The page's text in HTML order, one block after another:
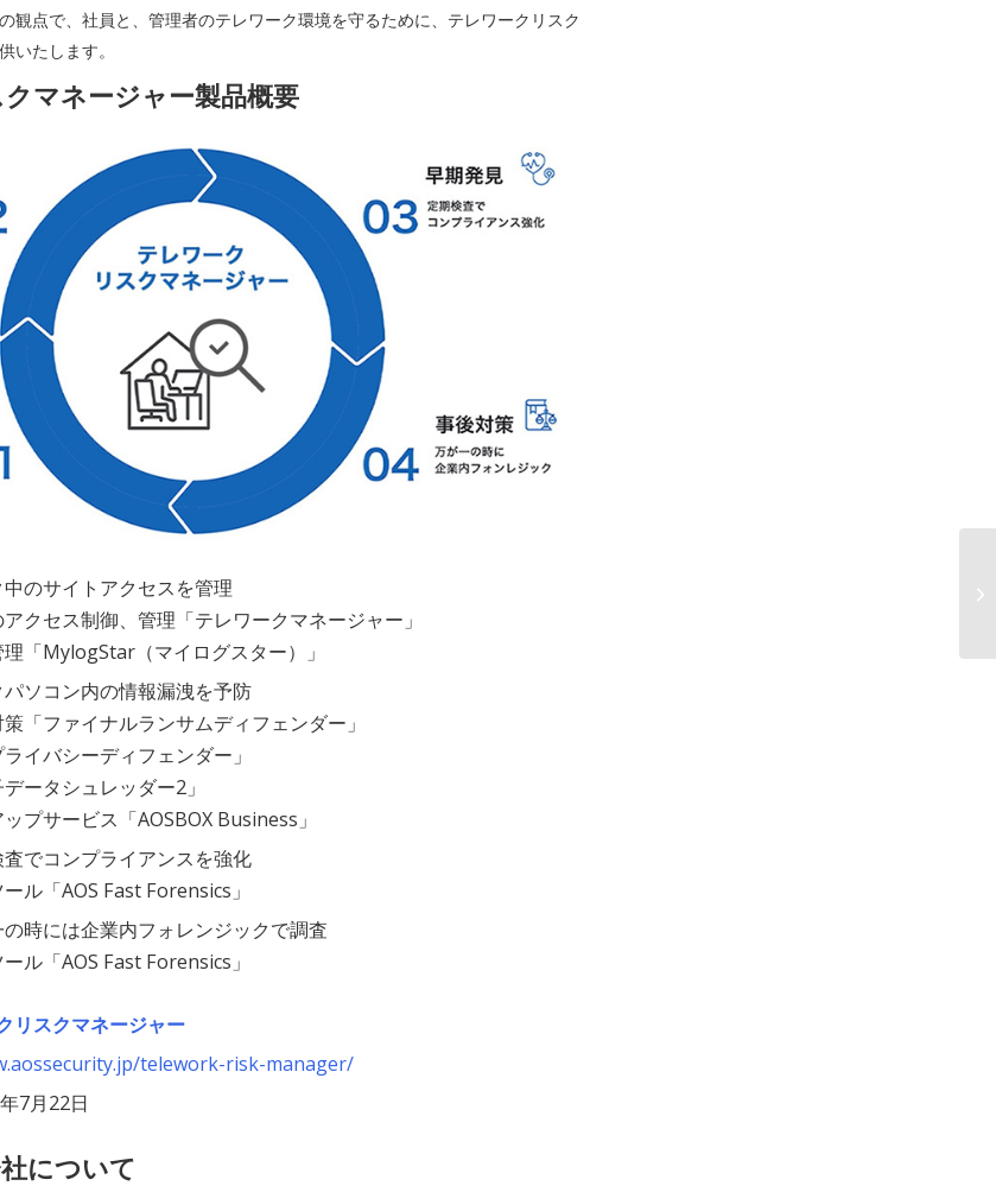
観点で、社員と、管理者のテレワーク環境を守るために、テレワークリスク
いたします。
マネージャー製品概要
のサイトアクセスを管理
クセス制御、管理「テレワークマネージャー」
理「MylogStar（マイログスター）」
ソコン内の情報漏洩を予防
「ファイナルランサムディフェンダー」
イバシーディフェンダー」
ータシュレッダー2」
プサービス「AOSBOX Business」
でコンプライアンスを強化
ル「AOS Fast Forensics」
時には企業内フォレンジックで調査
ル「AOS Fast Forensics」
リスクマネージャー
telework-risk-manager/
7月22日
について